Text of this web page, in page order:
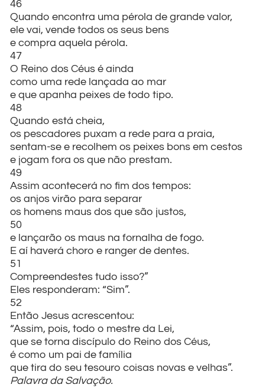
46
Quando encontra uma pérola de grande valor,
ele vai, vende todos os seus bens
e compra aquela pérola.
47
O Reino dos Céus é ainda
como uma rede lançada ao mar
e que apanha peixes de todo tipo.
48
Quando está cheia,
os pescadores puxam a rede para a praia,
sentam-se e recolhem os peixes bons em cestos
e jogam fora os que não prestam.
49
Assim acontecerá no fim dos tempos:
os anjos virão para separar
os homens maus dos que são justos,
50
e lançarão os maus na fornalha de fogo.
E aí haverá choro e ranger de dentes.
51
Compreendestes tudo isso?”
Eles responderam: “Sim”.
52
Então Jesus acrescentou:
“Assim, pois, todo o mestre da Lei,
que se torna discípulo do Reino dos Céus,
é como um pai de família
que tira do seu tesouro coisas novas e velhas”.
Palavra da Salvação.